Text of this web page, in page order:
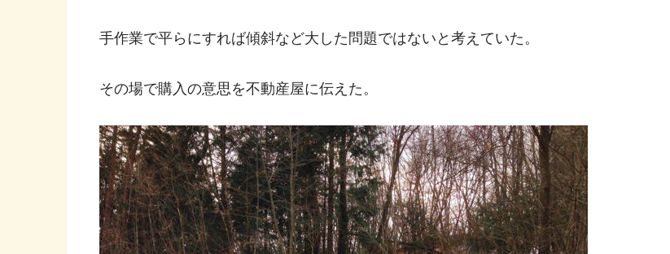
手作業で平らにすれば傾斜など大した問題ではないと考えていた。
その場で購入の意思を不動産屋に伝えた。